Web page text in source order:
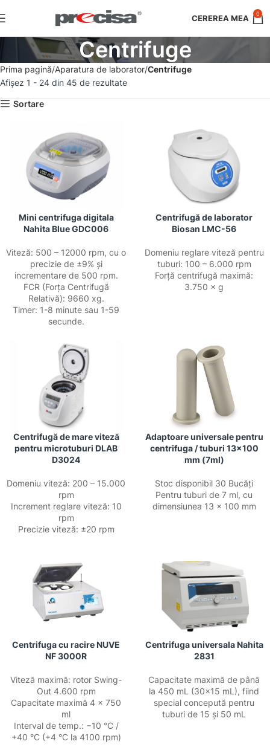
0
Centrifuge
Prima pagină Aparatura de laborator Centrifuge
Afișez 1 - 24 din 45 de rezultate
Sortare
Mini centrifuga digitala
Nahita Blue GDC006
Viteză: 500 – 12000 rpm, cu o
precizie de ±9% și
incrementare de 500 rpm.
FCR (Forța Centrifugă
Relativă): 9660 xg.
Timer: 1-8 minute sau 1-59
secunde.
Centrifugă de laborator
Biosan LMC-56
Domeniu reglare viteză pentru
tuburi: 100 – 6.000 rpm
Forță centrifugă maximă:
3.750 × g
Centrifugă de mare viteză
pentru microtuburi DLAB
D3024
Domeniu viteză: 200 – 15.000
rpm
Increment reglare viteză: 10
rpm
Precizie viteză: ±20 rpm
Adaptoare universale pentru
centrifuga / tuburi 13×100
mm (7ml)
Stoc disponibil 30 Bucăți
Pentru tuburi de 7 ml, cu
dimensiunea 13 × 100 mm
Centrifuga cu racire NUVE
NF 3000R
Viteză maximă: rotor Swing-
Out 4.600 rpm
Capacitate maximă 4 × 750
ml
Interval de temp.: −10 °C /
+40 °C (+4 °C la 4100 rpm)
Centrifuga universala Nahita
2831
Capacitate maximă de până
la 450 mL (30×15 mL), fiind
special concepută pentru
tuburi de 15 și 50 mL